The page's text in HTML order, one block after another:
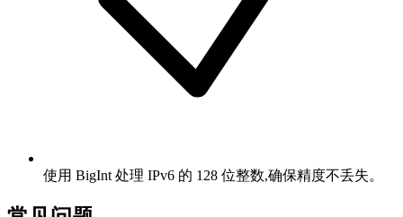
使用 BigInt 处理 IPv6 的 128 位整数,确保精度不丢失。